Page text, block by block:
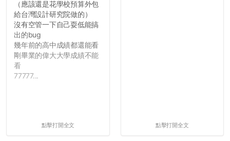
（應該還是花學校預算外包
給台灣設計研究院做的）
沒有空管一下自己耍低能搞
出的bug
幾年前的高中成績都還能看
剛畢業的偉大大學成績不能
看
77777...
點擊打開全文 點擊打開全文